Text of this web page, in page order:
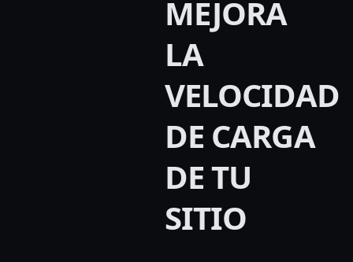
MEJORA
LA
VELOCIDAD
DE CARGA
DE TU
SITIO